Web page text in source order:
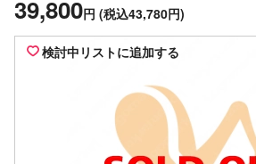
39,800円 (税込43,780円)
検討中リストに追加する